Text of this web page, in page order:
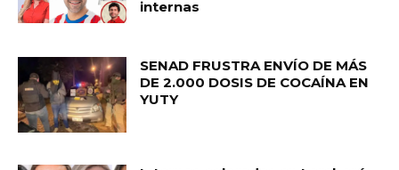
internas
SENAD FRUSTRA ENVÍO DE MÁS
DE 2.000 DOSIS DE COCAÍNA EN
YUTY